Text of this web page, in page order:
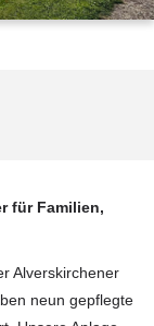
für Familien,
Alverskirchener
neun gepflegte